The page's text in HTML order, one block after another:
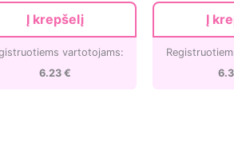
Į krepšelį
vartotojams:
6.23 €
Į